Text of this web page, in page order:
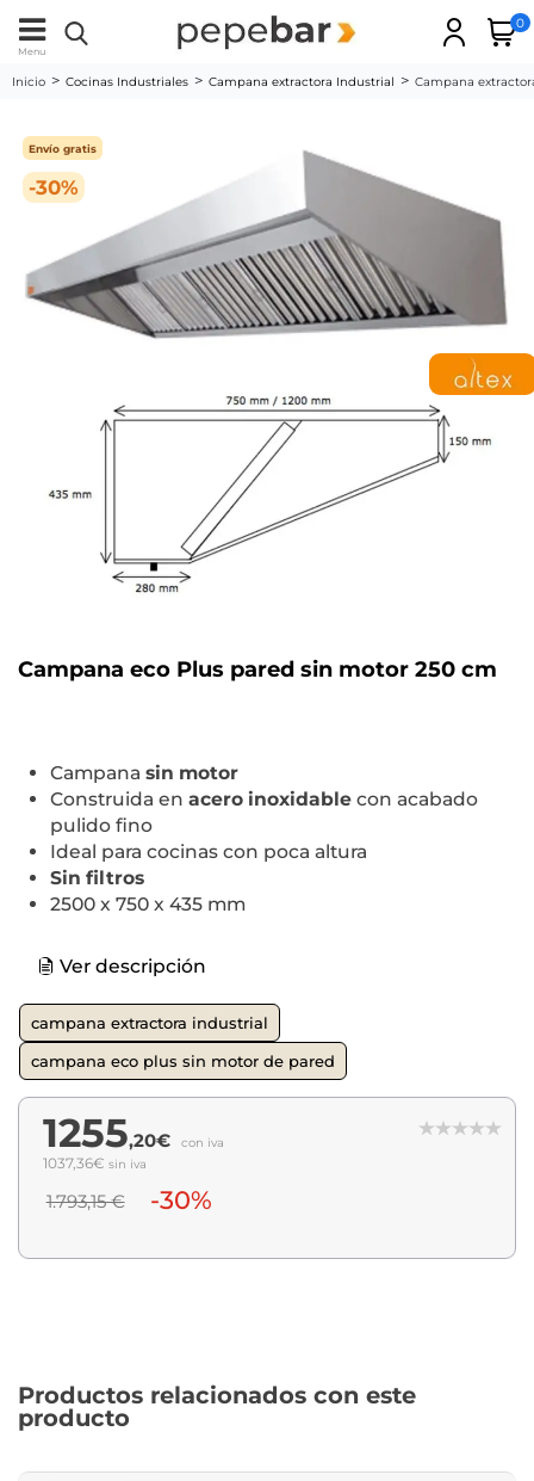
Menu
0
Inicio Cocinas Industriales Campana extractora Industrial Campana
-30%
Envío gratis
Campana eco Plus pared sin motor 250 cm
Campana sin motor
Construida en acero inoxidable con acabado
pulido fino
Ideal para cocinas con poca altura
Sin filtros
2500 x 750 x 435 mm
Ver descripción
campana extractora industrial
campana eco plus sin motor de pared
1255,20€ con iva
1037,36€ sin iva
1.793,15 € -30%
Productos relacionados con este
producto